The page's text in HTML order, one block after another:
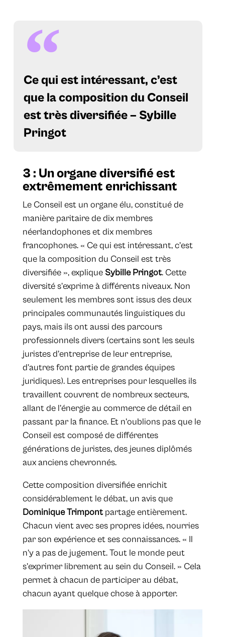
Ce qui est intéressant, c’est
que la composition du Conseil
est très diversifiée – Sybille
Pringot
3 : Un organe diversifié est
extrêmement enrichissant
Le Conseil est un organe élu, constitué de
manière paritaire de dix membres
néerlandophones et dix membres
francophones. « Ce qui est intéressant, c’est
que la composition du Conseil est très
diversifiée », explique Sybille Pringot. Cette
diversité s’exprime à différents niveaux. Non
seulement les membres sont issus des deux
principales communautés linguistiques du
pays, mais ils ont aussi des parcours
professionnels divers (certains sont les seuls
juristes d’entreprise de leur entreprise,
d’autres font partie de grandes équipes
juridiques). Les entreprises pour lesquelles ils
travaillent couvrent de nombreux secteurs,
allant de l’énergie au commerce de détail en
passant par la finance. Et n’oublions pas que le
Conseil est composé de différentes
générations de juristes, des jeunes diplômés
aux anciens chevronnés.
Cette composition diversifiée enrichit
considérablement le débat, un avis que
Dominique Trimpontpartage entièrement.
Chacun vient avec ses propres idées, nourries
par son expérience et ses connaissances. « Il
n’y a pas de jugement. Tout le monde peut
s’exprimer librement au sein du Conseil. » Cela
permet à chacun de participer au débat,
chacun ayant quelque chose à apporter.